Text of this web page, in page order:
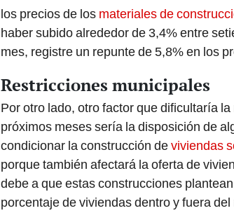
los precios de los materiales de
haber subido alrededor de 3,4% entre
mes, registre un repunte de 5,8% en los
Restricciones municipales
Por otro lado, otro factor que dificultaría
próximos meses sería la disposición de
condicionar la construcción deviviendas
porque también afectará la oferta de
debe a que estas construcciones
porcentaje de viviendas dentro y fuera